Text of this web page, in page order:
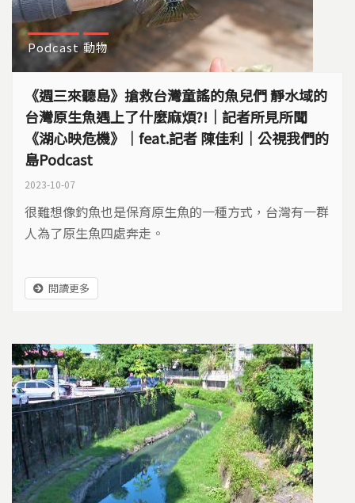
Podcast 動物
《週三來聽島》搶救台灣童謠的魚兒們 靜水域的
台灣原生魚遇上了什麼麻煩?!｜記者所見所聞
《湖心映危機》｜feat.記者 陳佳利｜公視我們的
島Podcast
2023-10-07
很難想像釣魚也是保育原生魚的一種方式，台灣有一群
人為了原生魚四處奔走。
閱讀更多